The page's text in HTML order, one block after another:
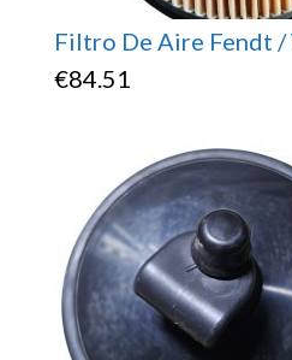
Filtro De Aire Fendt /
€84.51